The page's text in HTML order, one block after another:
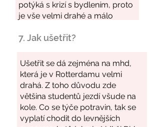
7. Jak ušetřit?